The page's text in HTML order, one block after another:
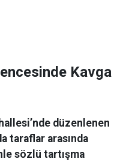
Kavga
düzenlenen
taraflar arasında
sözlü tartışma